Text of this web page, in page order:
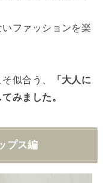
ファッションを楽
似合う、
「大人に
みました。
プス編